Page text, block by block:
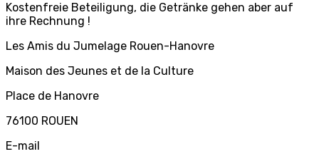
Kostenfreie Beteiligung, die Getränke gehen aber auf
ihre Rechnung !
Les Amis du Jumelage Rouen-Hanovre
Maison des Jeunes et de la Culture
Place de Hanovre
76100 ROUEN
E-mail